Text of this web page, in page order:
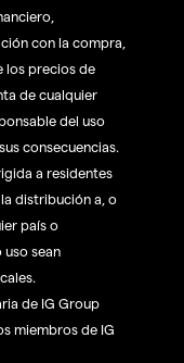
con la compra,
los precios de
de cualquier
del uso
consecuencias.
a residentes
distribución a, o
país o
sean
de IG Group
miembros de IG